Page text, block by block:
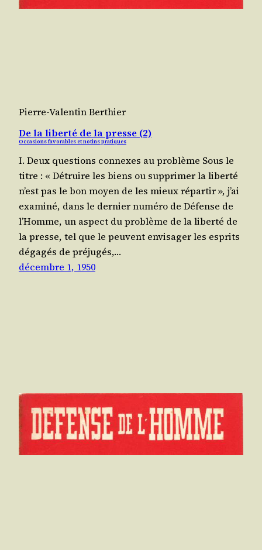
Pierre-Valentin Berthier
De la liberté de la presse (2)
Occasions favorables et notins pratiques
I. Deux questions connexes au problème Sous le
titre : « Détruire les biens ou sup­pri­mer la liber­té
n’est pas le bon moyen de les mieux répar­tir », j’ai
exa­mi­né, dans le der­nier numé­ro de Défense de
l’Homme, un aspect du pro­blème de la liber­té de
la presse, tel que le peuvent envi­sa­ger les esprits
déga­gés de pré­ju­gés,…
décembre 1, 1950